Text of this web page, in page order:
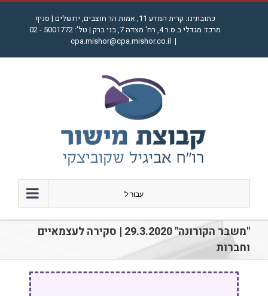
דלג
כתובתינו: קרית המדע 11, אמות הר חוצבים, ירושלים | סניף
מרכז: מגדלי ב.ס.ר 4, רח' מצדה 7, בני ברק | טל': 5001772 - 02
|
cpa.mishor@cpa.mishor.co.il
עבור ל
"משבר הקורונה" 29.3.2020 | סקירה לעצמאיים
וחברות